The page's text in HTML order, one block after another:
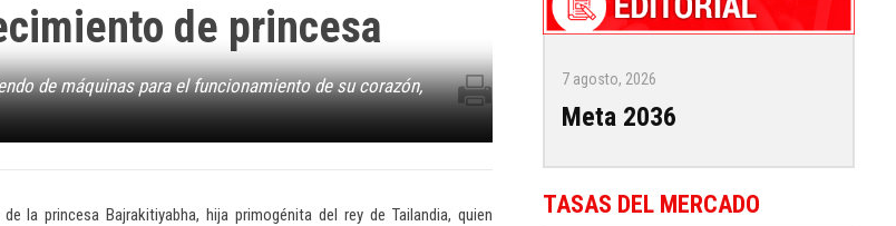
de princesa
de máquinas para el funcionamiento de su corazón,
la princesa Bajrakitiyabha, hija primogénita del rey de Tailandia, quien
7 agosto, 2026
Meta 2036
TASAS DEL MERCADO